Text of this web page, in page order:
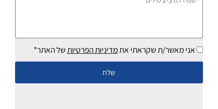
מילים
אני מאשר/ת שקראתי אתמדיניות הפרטיותשל האתר*
שלח